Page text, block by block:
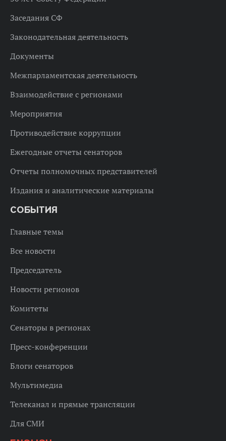
Заседания СФ
Законодательная деятельность
Документы
Межпарламентская деятельность
Взаимодействие с регионами
Мероприятия
Противодействие коррупции
Ежегодные отчеты сенаторов
Отчеты полномочных представителей
Издания и аналитические материалы
СОБЫТИЯ
Главные темы
Все новости
Председатель
Новости регионов
Комитеты
Сенаторы в регионах
Пресс-конференции
Блоги сенаторов
Мультимедиа
Телеканал и прямые трансляции
Для СМИ